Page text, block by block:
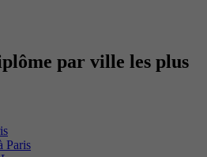
par ville les plus
Paris